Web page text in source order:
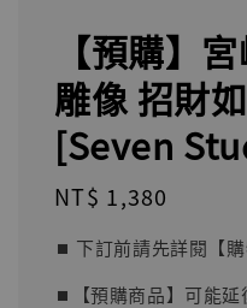
【預購】
雕像 招財
[Seven
Regular
NT$ 1,380
⏹︎ 下訂前請先詳閱【購
⏹︎【預購商品】可能延